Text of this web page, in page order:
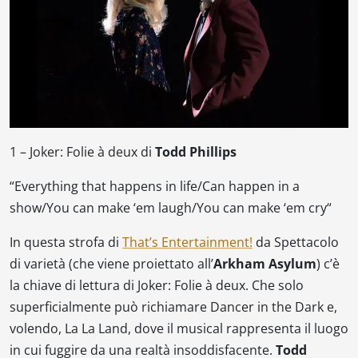
1 – Joker: Folie à deux di Todd Phillips
“Everything that happens in life/Can happen in a
show/You can make ‘em laugh/You can make ‘em cry“
In questa strofa di That’s Entertainment! da Spettacolo
di varietà (che viene proiettato all’Arkham Asylum) c’è
la chiave di lettura di Joker: Folie à deux. Che solo
superficialmente può richiamare Dancer in the Dark e,
volendo, La La Land, dove il musical rappresenta il luogo
in cui fuggire da una realtà insoddisfacente. Todd